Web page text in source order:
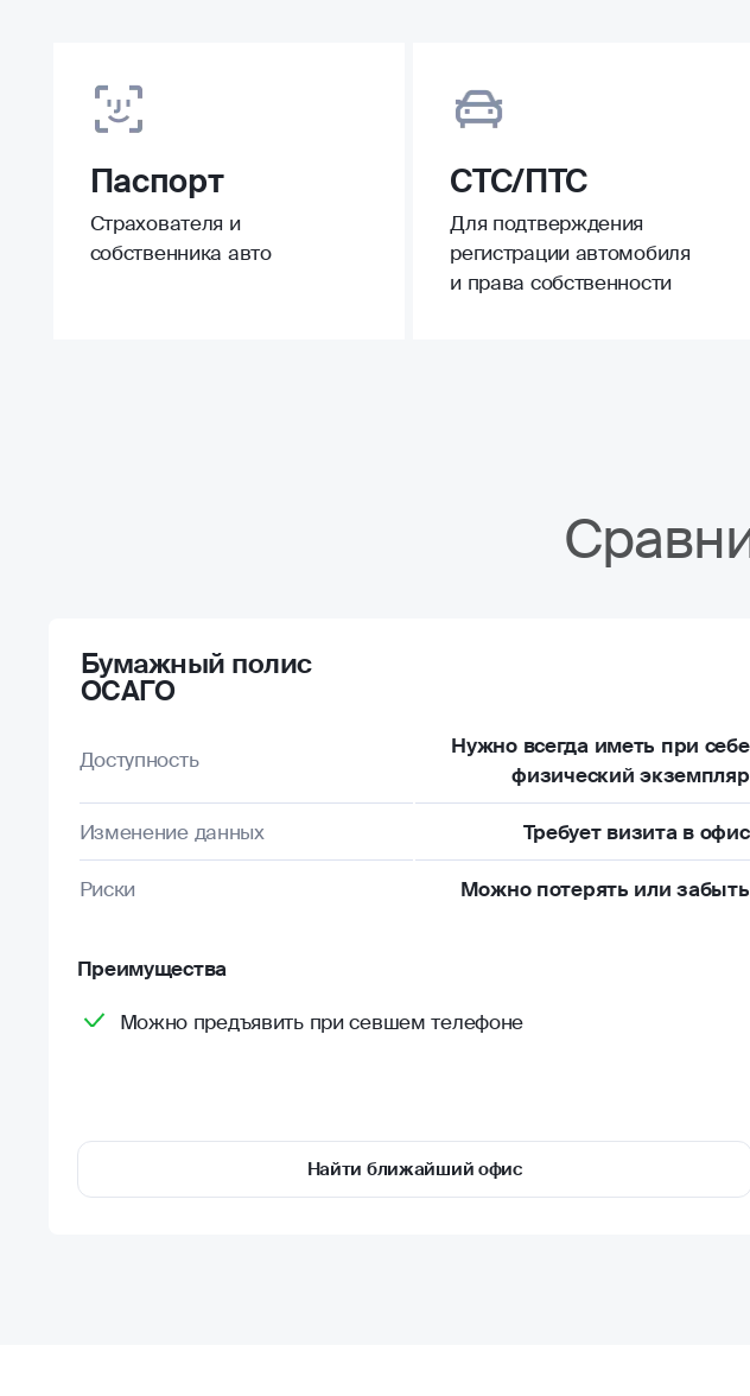
Паспорт
Страхователя и
собственника авто
СТС/ПТС
Для подтверждения
регистрации автомобиля
и права собственности
Бумажный полис
ОСАГО
Доступность
Нужно всегда иметь при себе
физический экземпляр
Изменение данных Требует визита в офис
Риски Можно потерять или забыть
Преимущества
Можно предъявить при севшем телефоне
Найти ближайший офис